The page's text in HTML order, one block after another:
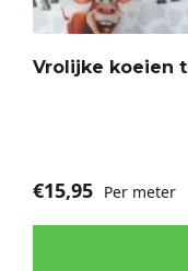
Vrolijke koeien
€15,95 Per meter